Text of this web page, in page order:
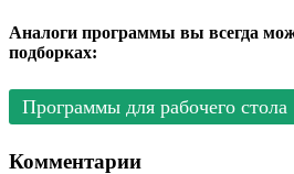
Аналоги программы вы всегда
подборках:
Программы для рабочего стола
Комментарии